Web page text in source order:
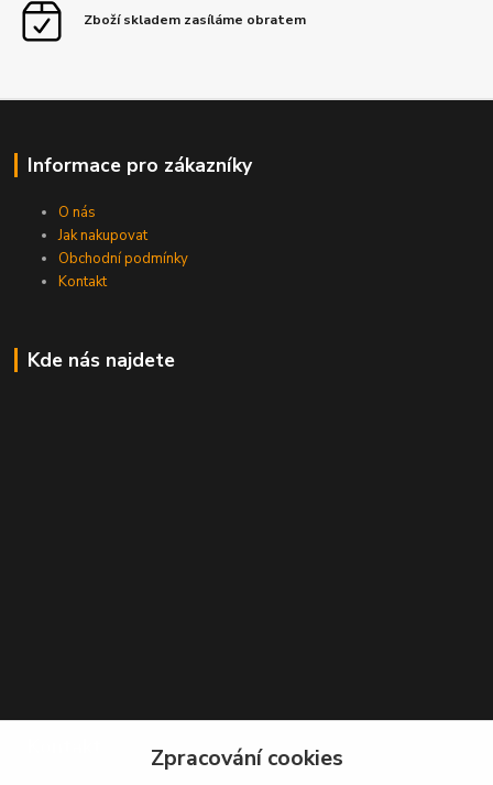
Zboží skladem zasíláme obratem
Informace pro zákazníky
O nás
Jak nakupovat
Obchodní podmínky
Kontakt
Kde nás najdete
Zpracování cookies